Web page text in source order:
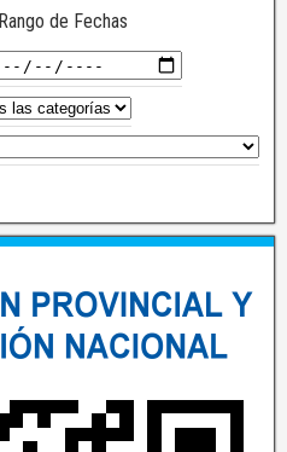
Rango de Fechas